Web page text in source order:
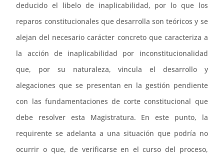
deducido el libelo de inaplicabilidad, por lo que los
reparos constitucionales que desarrolla son teóricos y se
alejan del necesario carácter concreto que caracteriza a
la acción de inaplicabilidad por inconstitucionalidad
que, por su naturaleza, vincula el desarrollo y
alegaciones que se presentan en la gestión pendiente
con las fundamentaciones de corte constitucional que
debe resolver esta Magistratura. En este punto, la
requirente se adelanta a una situación que podría no
ocurrir o que, de verificarse en el curso del proceso,